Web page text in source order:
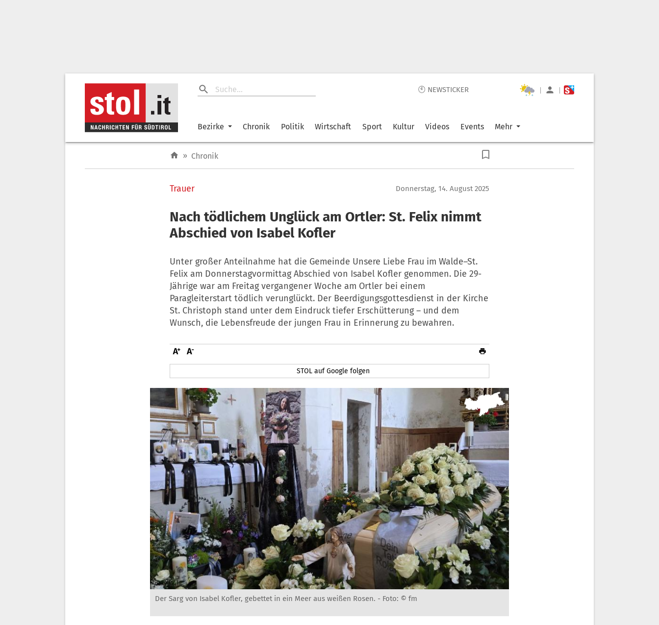
🕙 NEWSTICKER | |
Bezirke Chronik Politik Wirtschaft Sport Kultur Videos Events Mehr
» Chronik
Trauer Donnerstag, 14. August 2025
Nach tödlichem Unglück am Ortler: St. Felix nimmt
Abschied von Isabel Kofler
Unter großer Anteilnahme hat die Gemeinde Unsere Liebe Frau im Walde–St.
Felix am Donnerstagvormittag Abschied von Isabel Kofler genommen. Die 29-
Jährige war am Freitag vergangener Woche am Ortler bei einem
Paragleiterstart tödlich verunglückt. Der Beerdigungsgottesdienst in der Kirche
St. Christoph stand unter dem Eindruck tiefer Erschütterung – und dem
Wunsch, die Lebensfreude der jungen Frau in Erinnerung zu bewahren.
STOL auf Google folgen
Der Sarg von Isabel Kofler, gebettet in ein Meer aus weißen Rosen. - Foto: © fm